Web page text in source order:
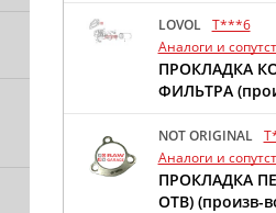
LOVOL
T***6
Аналоги и
ПРОКЛАДКА
ФИЛЬТРА
NOT ORIGINAL
Аналоги и
ПРОКЛАДКА
ОТВ) (произв-